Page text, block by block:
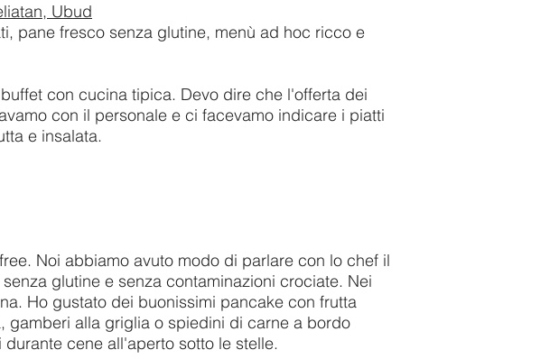
Ubud
pane fresco senza glutine, menù ad hoc ricco e
con cucina tipica. Devo dire che l'offerta dei
con il personale e ci facevamo indicare i piatti
e insalata.
Noi abbiamo avuto modo di parlare con lo chef il
glutine e senza contaminazioni crociate. Nei
Ho gustato dei buonissimi pancake con frutta
gamberi alla griglia o spiedini di carne a bordo
cene all'aperto sotto le stelle.